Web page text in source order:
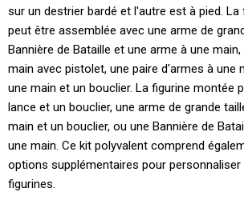
sur un destrier bardé et l'autre est à pied. La
peut être assemblée avec une arme de
Bannière de Bataille et une arme à une
main avec pistolet, une paire d'armes à une
une main et un bouclier. La figurine montée
lance et un bouclier, une arme de grande
main et un bouclier, ou une Bannière de
une main. Ce kit polyvalent comprend
options supplémentaires pour personnaliser
figurines.